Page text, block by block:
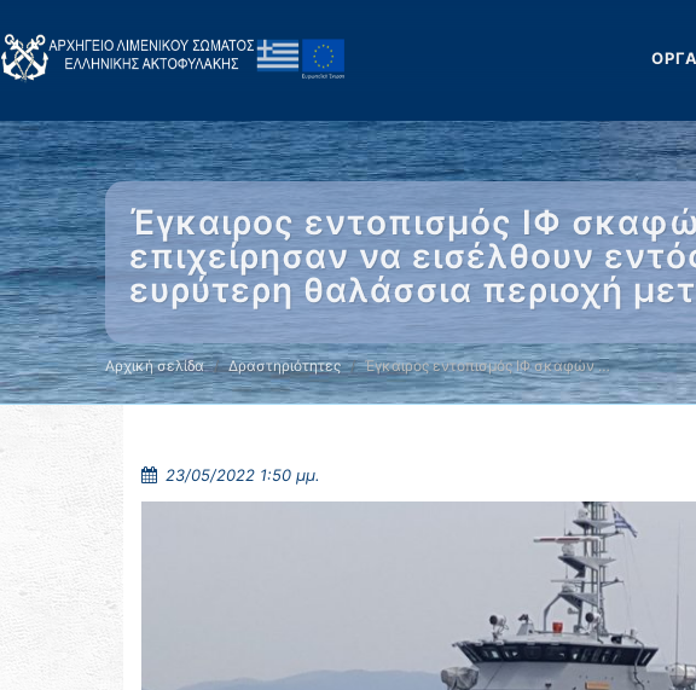
Έγκαιρος εντοπισμός ΙΦ
επιχείρησαν να εισέλθουν
ευρύτερη θαλάσσια περιοχή
Αρχική σελίδα Δραστηριότητες Έγκαιρος εντοπισμός ΙΦ σκαφών …
23/05/2022 1:50 μμ.